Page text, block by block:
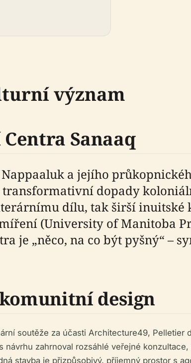
význam
Sanaaq
a jejího
dopady
dílu, tak širší inuitské
(University of Manitoba
je „něco, na co být pyšný“ –
design
soutěže za účasti Architecture49, Pelletier
zahrnoval rozsáhlé veřejné
stavba je přizpůsobivý, příjemný prostor s